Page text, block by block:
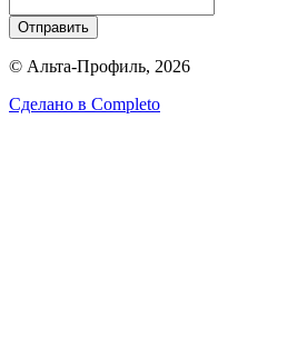
Отправить
© Альта-Профиль, 2026
Сделано в Completo